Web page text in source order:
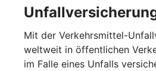
Mit der Verkehrsmittel-
weltweit in öffentlichen
im Falle eines Unfalls